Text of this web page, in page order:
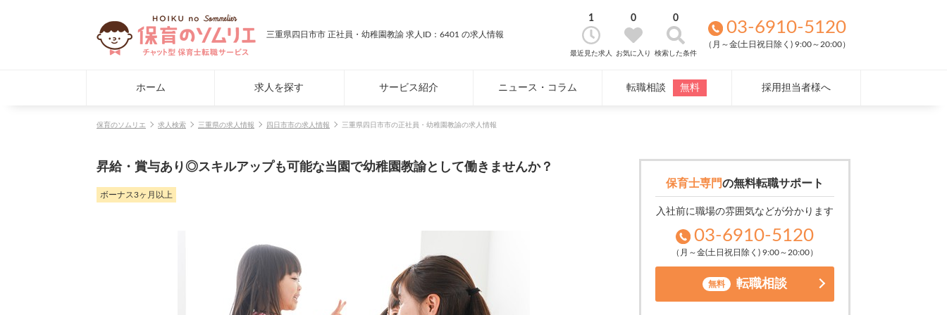
三重県四日市市 正社員・幼稚園教諭 求人ID：6401 の求人情報
1
最近見た求人
0
お気に入り
0
検索した条件
03-6910-5120
（月～金(土日祝日除く) 9:00～20:00）
ホーム 求人を探す サービス紹介 ニュース・コラム 転職相談 無料 採用担当者様へ
保育のソムリエ 求人検索 三重県の求人情報 四日市市の求人情報 三重県四日市市の正社員・幼稚園教諭の求人情報
昇給・賞与あり◎スキルアップも可能な当園で幼稚園教諭として働きませんか？
ボーナス3ヶ月以上
保育士専門の無料転職サポート
入社前に職場の雰囲気などが分かります
03-6910-5120
（月～金(土日祝日除く) 9:00～20:00）
無料 転職相談